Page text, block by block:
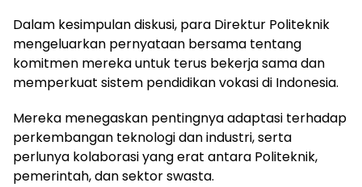
Dalam kesimpulan diskusi, para Direktur Politeknik
mengeluarkan pernyataan bersama tentang
komitmen mereka untuk terus bekerja sama dan
memperkuat sistem pendidikan vokasi di Indonesia.
Mereka menegaskan pentingnya adaptasi terhadap
perkembangan teknologi dan industri, serta
perlunya kolaborasi yang erat antara Politeknik,
pemerintah, dan sektor swasta.